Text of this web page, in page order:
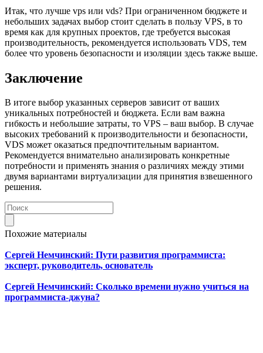
Итак, что лучше vps или vds? При ограниченном бюджете и
небольших задачах выбор стоит сделать в пользу VPS, в то
время как для крупных проектов, где требуется высокая
производительность, рекомендуется использовать VDS, тем
более что уровень безопасности и изоляции здесь также выше.
Заключение
В итоге выбор указанных серверов зависит от ваших
уникальных потребностей и бюджета. Если вам важна
гибкость и небольшие затраты, то VPS – ваш выбор. В случае
высоких требований к производительности и безопасности,
VDS может оказаться предпочтительным вариантом.
Рекомендуется внимательно анализировать конкретные
потребности и применять знания о различиях между этими
двумя вариантами виртуализации для принятия взвешенного
решения.
Похожие материалы
Сергей Немчинский: Пути развития программиста:
эксперт, руководитель, основатель
Сергей Немчинский: Сколько времени нужно учиться на
программиста-джуна?